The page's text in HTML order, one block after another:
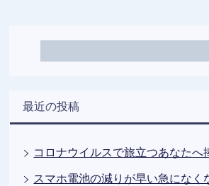
最近の投稿
コロナウイルスで旅立つあなたへ
スマホ電池の減りが早い急になく